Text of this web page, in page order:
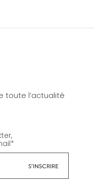
toute l’actualité
*